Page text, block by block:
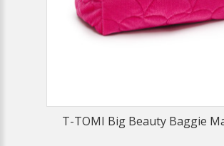
T-TOMI Big Beauty Baggie